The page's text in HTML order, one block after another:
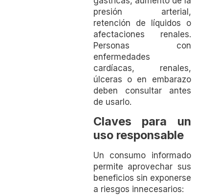
presión arterial,
retención de líquidos o
afectaciones renales.
Personas con
enfermedades
cardíacas, renales,
úlceras o en embarazo
deben consultar antes
de usarlo.
Claves para un
uso responsable
Un consumo informado
permite aprovechar sus
beneficios sin exponerse
a riesgos innecesarios: